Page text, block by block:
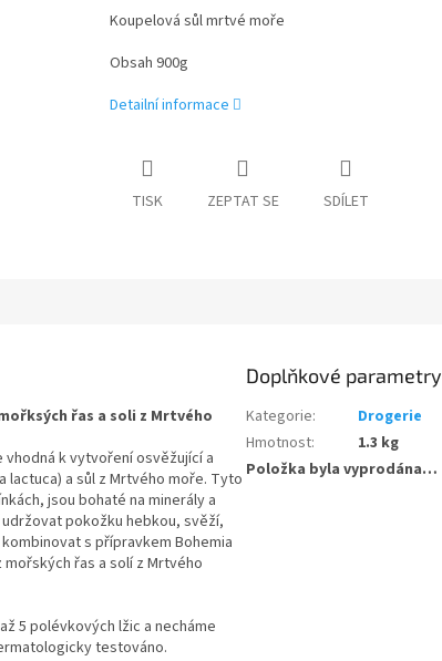
Koupelová sůl mrtvé moře
Obsah 900g
Detailní informace
TISK ZEPTAT SE SDÍLET
řas a soli z Mrtvého
k vytvoření osvěžující a
lactuca) a sůl z Mrtvého moře. Tyto
jsou bohaté na minerály a
pokožku hebkou, svěží,
s přípravkem Bohemia
řas a solí z Mrtvého
5 polévkových lžic a necháme
testováno.
Doplňkové parametry
Kategorie:
Drogerie
Hmotnost:
1.3 kg
Položka byla vyprodána…